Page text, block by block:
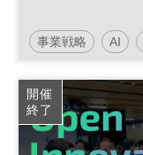
事業戦略 AI
参加無料
開催
終了